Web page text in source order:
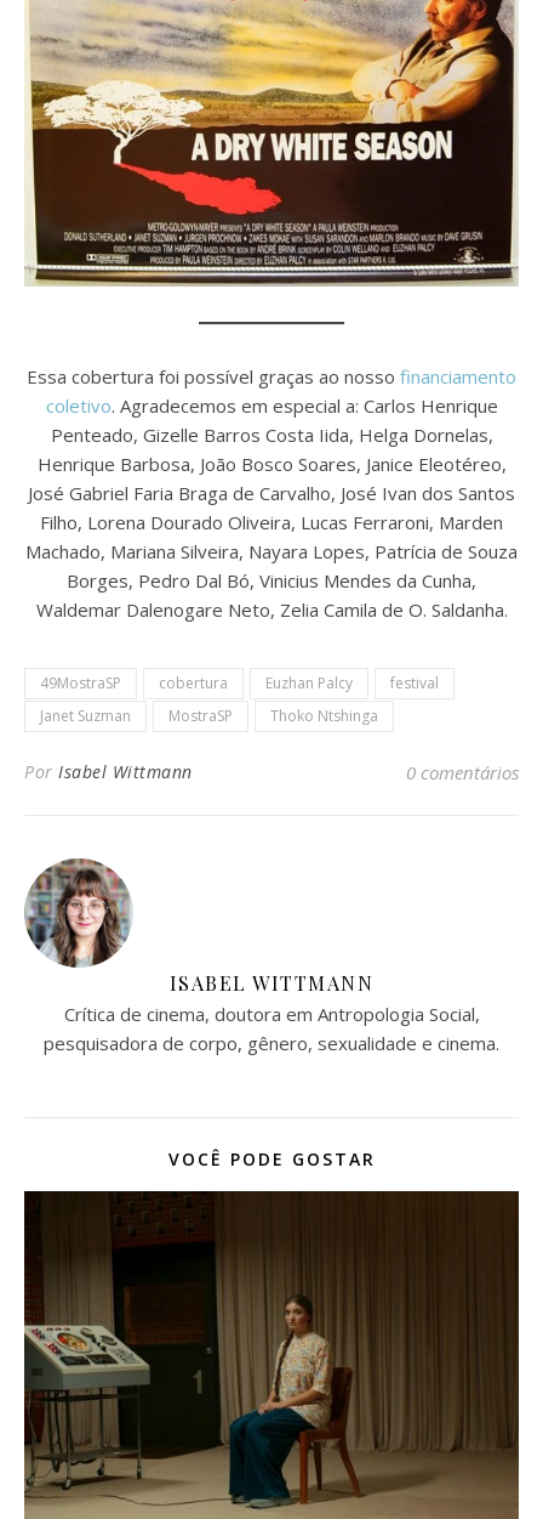
Essa cobertura foi possível graças ao nosso financiamento
coletivo. Agradecemos em especial a: Carlos Henrique
Penteado, Gizelle Barros Costa Iida, Helga Dornelas,
Henrique Barbosa, João Bosco Soares, Janice Eleotéreo,
José Gabriel Faria Braga de Carvalho, José Ivan dos Santos
Filho, Lorena Dourado Oliveira, Lucas Ferraroni, Marden
Machado, Mariana Silveira, Nayara Lopes, Patrícia de Souza
Borges, Pedro Dal Bó, Vinicius Mendes da Cunha,
Waldemar Dalenogare Neto, Zelia Camila de O. Saldanha.
49MostraSP cobertura Euzhan Palcy
festival
Janet Suzman
MostraSP Thoko Ntshinga
Por Isabel Wittmann 0 comentários
ISABEL WITTMANN
Crítica de cinema, doutora em Antropologia Social,
pesquisadora de corpo, gênero, sexualidade e cinema.
VOCÊ PODE GOSTAR